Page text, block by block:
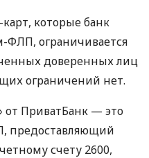
которые банк
ФЛП, ограничивается
доверенных лиц
ограничений нет.
от ПриватБанк — это
предоставляющий
счету 2600,